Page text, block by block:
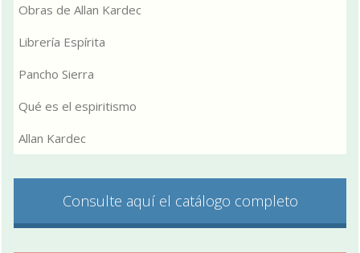
Obras de Allan Kardec
Librería Espírita
Pancho Sierra
Qué es el espiritismo
Allan Kardec
Consulte aquí el catálogo completo